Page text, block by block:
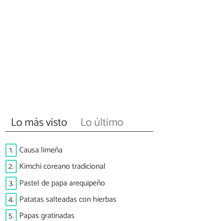
Lo más visto Lo último
1. Causa limeña
2. Kimchi coreano tradicional
3. Pastel de papa arequipeño
4. Patatas salteadas con hierbas
5. Papas gratinadas